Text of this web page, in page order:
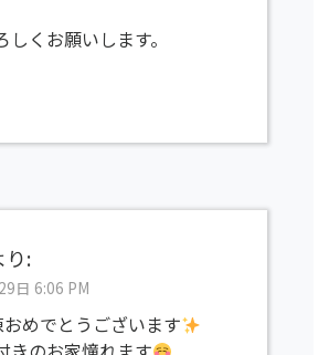
しくお願いします。
り:
日 6:06 PM
めでとうございます